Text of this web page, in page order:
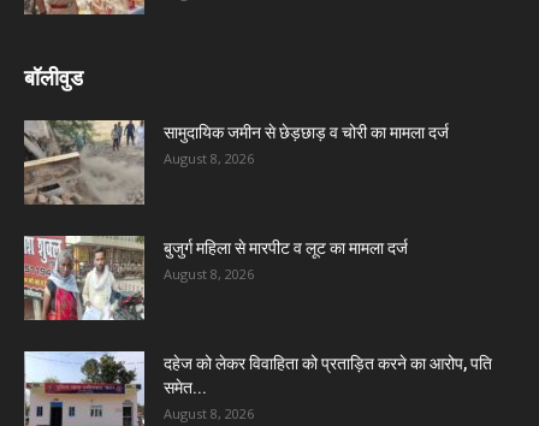
बॉलीवुड
सामुदायिक जमीन से छेड़छाड़ व चोरी का मामला दर्ज
August 8, 2026
बुजुर्ग महिला से मारपीट व लूट का मामला दर्ज
August 8, 2026
दहेज को लेकर विवाहिता को प्रताड़ित करने का आरोप, पति
समेत...
August 8, 2026